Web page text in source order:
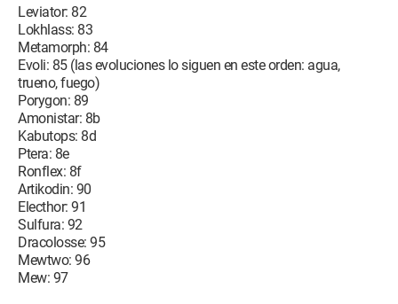
Leviator: 82
Lokhlass: 83
Metamorph: 84
Evoli: 85 (las evoluciones lo siguen en este orden: agua,
trueno, fuego)
Porygon: 89
Amonistar: 8b
Kabutops: 8d
Ptera: 8e
Ronflex: 8f
Artikodin: 90
Electhor: 91
Sulfura: 92
Dracolosse: 95
Mewtwo: 96
Mew: 97